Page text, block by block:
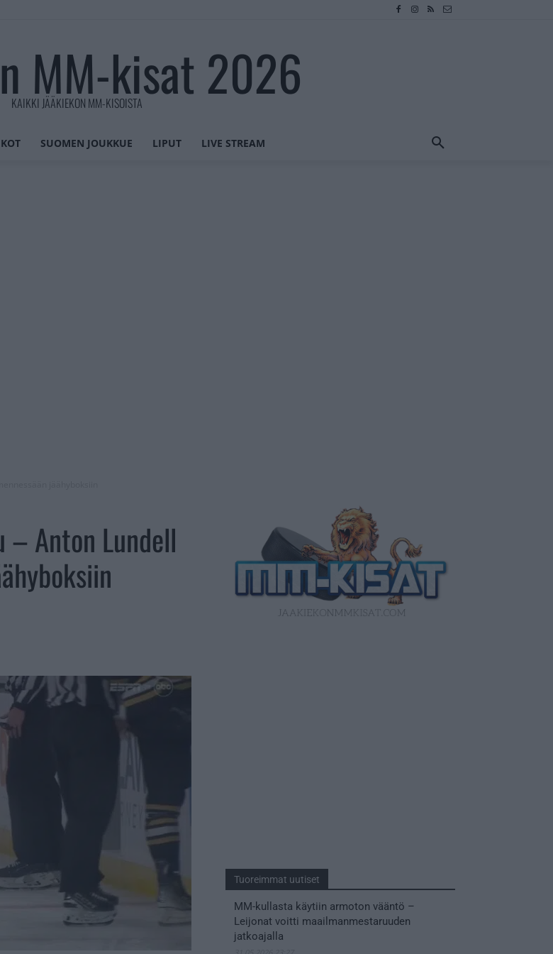
MM-kisat 2026
KAIKKI JÄÄKIEKON MM-KISOISTA
SUOMEN JOUKKUE LIPUT LIVE STREAM
Anton Lundell
Tuoreimmat uutiset
MM-kullasta käytiin armoton vääntö –
Leijonat voitti maailmanmestaruuden
jatkoajalla